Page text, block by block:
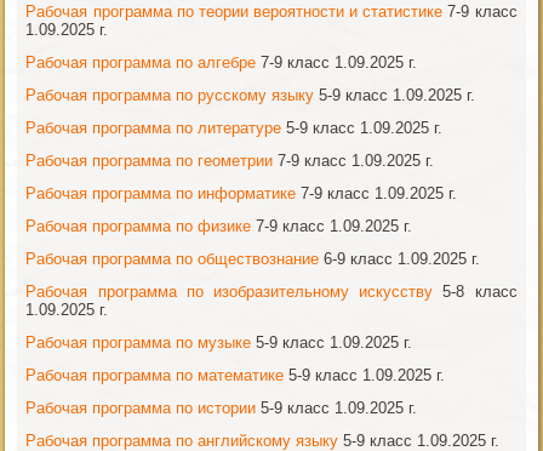
Рабочая программа по теории вероятности и статистике 7-9 класс
1.09.2025 г.
Рабочая программа по алгебре 7-9 класс 1.09.2025 г.
Рабочая программа по русскому языку 5-9 класс 1.09.2025 г.
Рабочая программа по литературе 5-9 класс 1.09.2025 г.
Рабочая программа по геометрии 7-9 класс 1.09.2025 г.
Рабочая программа по информатике 7-9 класс 1.09.2025 г.
Рабочая программа по физике 7-9 класс 1.09.2025 г.
Рабочая программа по обществознание 6-9 класс 1.09.2025 г.
Рабочая программа по изобразительному искусству 5-8 класс
1.09.2025 г.
Рабочая программа по музыке 5-9 класс 1.09.2025 г.
Рабочая программа по математике 5-9 класс 1.09.2025 г.
Рабочая программа по истории 5-9 класс 1.09.2025 г.
Рабочая программа по английскому языку 5-9 класс 1.09.2025 г.